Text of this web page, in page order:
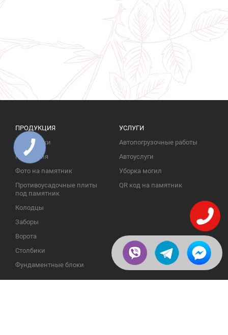
ПРОДУКЦИЯ
Памятники
Надгробия
Фото на памятник
Противоусадочные плиты
под памятник
Колодцы
Заборы
Ворота
Столбики
Фундаментные блоки
УСЛУГИ
Автопогрузочные работы
Автоуслуги
Уборка могил
QR код на памятник
КНОПКА
ЗВ'ЯЗКУ